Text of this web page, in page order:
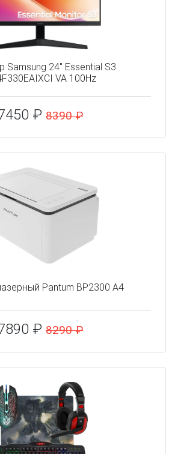
Samsung 24" Essential S3
VA 100Hz
₽ 8390 ₽
Pantum BP2300 A4
₽ 8290 ₽